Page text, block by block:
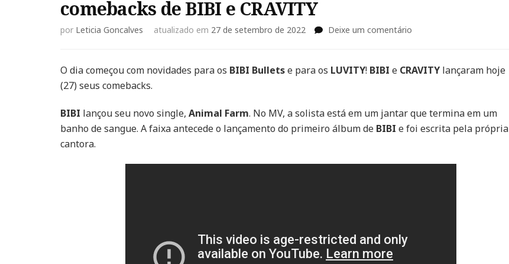
comebacks de BIBI e CRAVITY
por Leticia Goncalves atualizado em 27 de setembro de 2022 Deixe um comentário
sangue
rock
marcam
BIBI
O dia começou com novidades para os BIBI Bulletse para os LUVITY! BIBI e CRAVITY lançaram hoje
(27) seus comebacks.
BIBI lançou seu novo single, Animal Farm. No MV, a solista está em um jantar que termina em um
banho de sangue. A faixa antecede o lançamento do primeiro álbum de BIBI e foi escrita pela própria
cantora.